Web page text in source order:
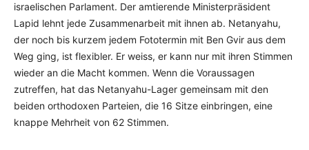
israelischen Parlament. Der amtierende Ministerpräsident
Lapid lehnt jede Zusammenarbeit mit ihnen ab. Netanyahu,
der noch bis kurzem jedem Fototermin mit Ben Gvir aus dem
Weg ging, ist flexibler. Er weiss, er kann nur mit ihren Stimmen
wieder an die Macht kommen. Wenn die Voraussagen
zutreffen, hat das Netanyahu-Lager gemeinsam mit den
beiden orthodoxen Parteien, die 16 Sitze einbringen, eine
knappe Mehrheit von 62 Stimmen.